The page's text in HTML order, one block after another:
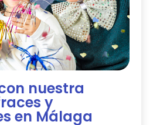
nuestra
y
en Málaga